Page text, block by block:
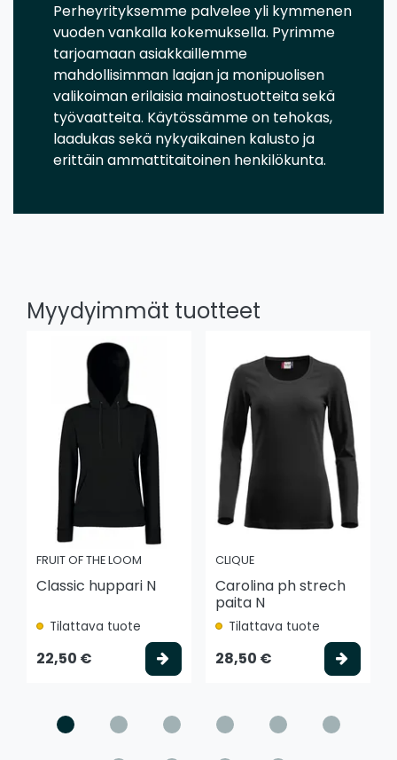
Perheyrityksemme palvelee yli kymmenen
vuoden vankalla kokemuksella. Pyrimme
tarjoamaan asiakkaillemme
mahdollisimman laajan ja monipuolisen
valikoiman erilaisia mainostuotteita sekä
työvaatteita. Käytössämme on tehokas,
laadukas sekä nykyaikainen kalusto ja
erittäin ammattitaitoinen henkilökunta.
Myydyimmät tuotteet
FRUIT OF THE LOOM
Classic huppari N
Tilattava tuote
22,50 € Valitse vaihtoehto
CLIQUE
Carolina ph strech
paita N
Tilattava tuote
28,50 €